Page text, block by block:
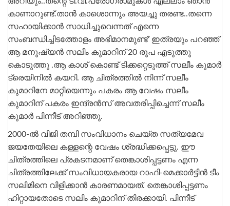
കാണാറുണ്ട്.താൻ കാശൊന്നും അയച്ചു തരണ്ട..തന്നെ
സഹായിക്കാൻ സാധിച്ചുവെന്നത് എന്നെ
സംബന്ധിച്ചിടത്തോളം അഭിമാനമുണ്ട്’ ഇത്രയും പറഞ്ഞ്
ആ മനുഷ്യൻ സലീം കുമാറിന് 20 രൂപ എടുത്തു
കൊടുത്തു .ആ കാശ് കൊണ്ട് ടിക്കറ്റെടുത്ത് സലീം കുമാർ
ട്രെയിനിൽ കയറി. ആ ചിത്രത്തിൽ നിന്ന് സലീം
കുമാറിനേ മാറ്റിയെന്നും പകരം ആ വേഷം സലീം
കുമാറിന് പകരം ഇന്ദ്രൻസ് അവതരിപ്പിച്ചെന്ന് സലീം
കുമാർ പിന്നീട് അറിഞ്ഞു.
2000-ൽ വിജി തമ്പി സംവിധാനം ചെയ്ത സത്യമേവ
ജയതേയിലെ കള്ളന്റെ വേഷം ശ്രദ്ധിക്കപ്പെട്ടു. ഈ
ചിത്രത്തിലെ പ്രകടനമാണ് തെങ്കാശിപ്പട്ടണം എന്ന
ചിത്രത്തിലേക്ക് സംവിധായകരായ റാഫി-മെക്കാർട്ടിൻ ടീം
സലിമിനെ വിളിക്കാൻ കാരണമായത്. തെങ്കാശിപ്പട്ടണം
ഹിറ്റായതോടെ സലിം കുമാറിന് തിരക്കായി. പിന്നീട്